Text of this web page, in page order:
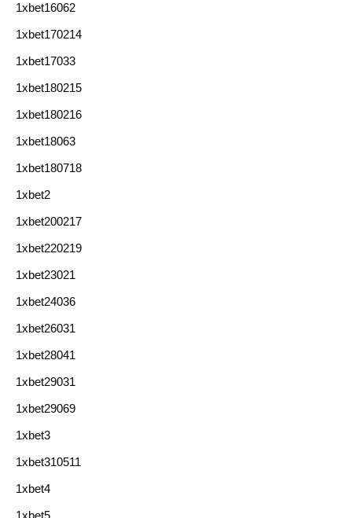
1xbet16062
1xbet170214
1xbet17033
1xbet180215
1xbet180216
1xbet18063
1xbet180718
1xbet2
1xbet200217
1xbet220219
1xbet23021
1xbet24036
1xbet26031
1xbet28041
1xbet29031
1xbet29069
1xbet3
1xbet310511
1xbet4
1xbet5